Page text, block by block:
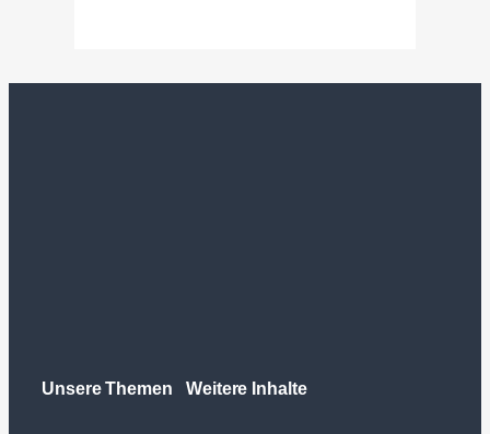
Unsere Themen Weitere Inhalte